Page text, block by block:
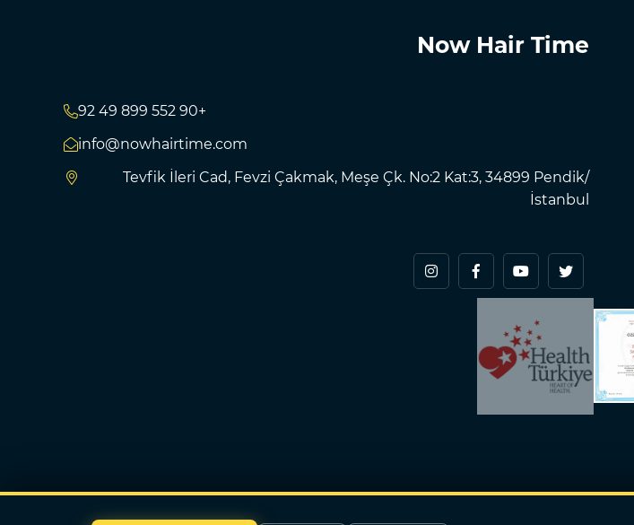
Now Hair Time
+90 552 899 49 92
info@nowhairtime.com
Tevfik İleri Cad, Fevzi Çakmak, Meşe Çk. No:2 Kat:3, 34899 Pendik/
İstanbul